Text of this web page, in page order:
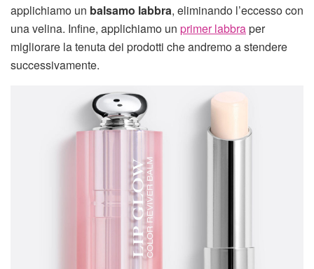
applichiamo un balsamo labbra, eliminando l’eccesso con
una velina. Infine, applichiamo un primer labbraper
migliorare la tenuta dei prodotti che andremo a stendere
successivamente.